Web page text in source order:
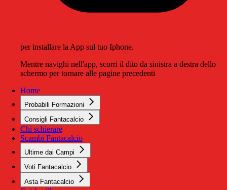
per installare la App sul tuo Iphone.
Mentre navighi nell'app, scorri il dito da sinistra a destra dello
schermo per tornare alle pagine precedenti
Home
Probabili Formazioni
Consigli Fantacalcio
Chi schierare
Scambi Fantacalcio
Ultime dai Campi
Voti Fantacalcio
Asta Fantacalcio